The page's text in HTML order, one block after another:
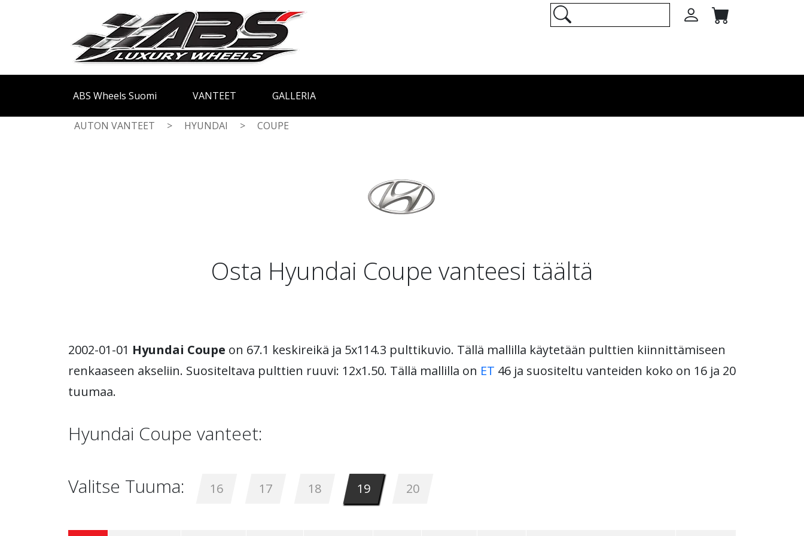
ABS Wheels Suomi VANTEET GALLERIA
AUTON VANTEET > HYUNDAI > COUPE
Osta Hyundai Coupe vanteesi täältä
2002-01-01 Hyundai Coupe on 67.1 keskireikä ja 5x114.3 pulttikuvio. Tällä mallilla käytetään pulttien kiinnittämiseen
renkaaseen akseliin. Suositeltava pulttien ruuvi: 12x1.50. Tällä mallilla on ET 46 ja suositeltu vanteiden koko on 16 ja 20
tuumaa.
Hyundai Coupe vanteet:
Valitse Tuuma: 16 17 18 19 20